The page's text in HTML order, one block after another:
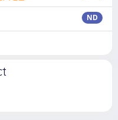
ND